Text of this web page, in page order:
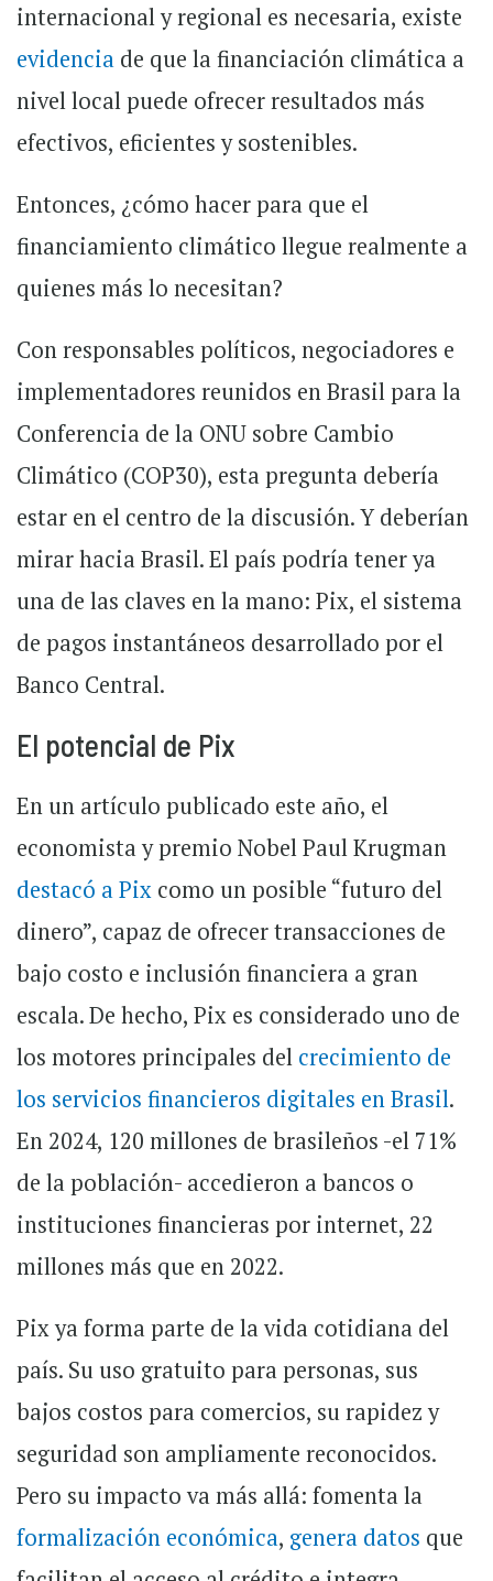
internacional y regional es necesaria, existe
evidencia de que la financiación climática a
nivel local puede ofrecer resultados más
efectivos, eficientes y sostenibles.
Entonces, ¿cómo hacer para que el
financiamiento climático llegue realmente a
quienes más lo necesitan?
Con responsables políticos, negociadores e
implementadores reunidos en Brasil para la
Conferencia de la ONU sobre Cambio
Climático (COP30), esta pregunta debería
estar en el centro de la discusión. Y deberían
mirar hacia Brasil. El país podría tener ya
una de las claves en la mano: Pix, el sistema
de pagos instantáneos desarrollado por el
Banco Central.
El potencial de Pix
En un artículo publicado este año, el
economista y premio Nobel Paul Krugman
destacó a Pix como un posible “futuro del
dinero”, capaz de ofrecer transacciones de
bajo costo e inclusión financiera a gran
escala. De hecho, Pix es considerado uno de
los motores principales del crecimiento de
los servicios financieros digitales en Brasil.
En 2024, 120 millones de brasileños -el 71%
de la población- accedieron a bancos o
instituciones financieras por internet, 22
millones más que en 2022.
Pix ya forma parte de la vida cotidiana del
país. Su uso gratuito para personas, sus
bajos costos para comercios, su rapidez y
seguridad son ampliamente reconocidos.
Pero su impacto va más allá: fomenta la
formalización económica, genera datos que